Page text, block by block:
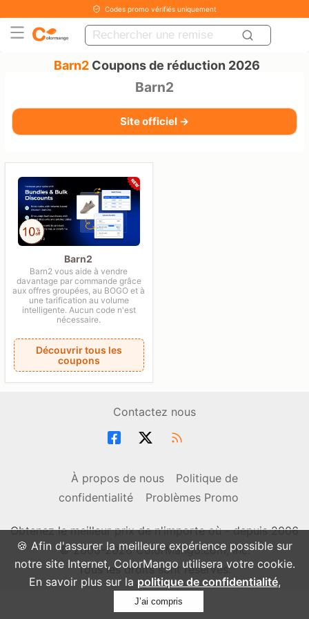
🍪 Afin d'assurer la meilleure expérience possible sur
notre site Internet, ColorMango utilisera votre cookie.
En savoir plus sur la politique de confidentialité,
J’ai compris
Codes promo vérifiés uniquement
Barn2Coupons de réduction 2026
Barn2
Site officiel →
Barn2
Barn2 vous aide à vendre
davantage par commande grâce
aux offres groupées, au BOGO et à
une tarification au volume
intelligente. Aucun code n'est
nécessaire.
Découvrir tous les
coupons
Contactez nous
À propos de nous
Politique de
confidentialité
Problèmes Promo
Obtenez le meilleur prix de n'importe où - depuis 2006
© 2006-2026 ColorMango.com, Inc.
Tous les droits sont réservés.